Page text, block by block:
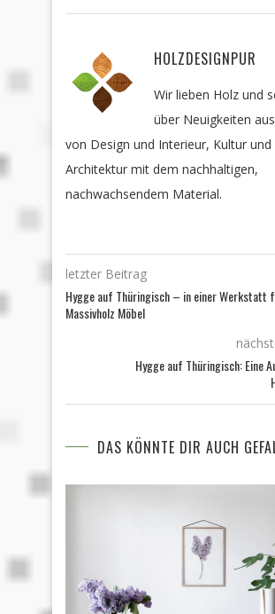
HOLZDESIGNPUR
Wir lieben Holz und
über Neuigkeiten
von Design und Interieur, Kultur und
Architektur mit dem nachhaltigen,
nachwachsendem Material.
letzter Beitrag
Hygge auf Thüringisch – in einer Werkstatt
Massivholz Möbel
Hygge auf Thüringisch: Eine
DAS KÖNNTE DIR AUCH